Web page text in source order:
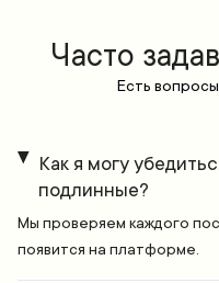
Часто
Есть
Как я могу
подлинные?
Мы проверяем каждого
появится на платформе.